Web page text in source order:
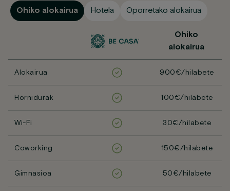
Ohiko alokairua Hotela Oporretako alokairua
Ohiko
alokairua
Alokairua 900€/hilabete
Hornidurak 100€/hilabete
Wi-Fi 30€/hilabete
Coworking 150€/hilabete
Gimnasioa 50€/hilabete